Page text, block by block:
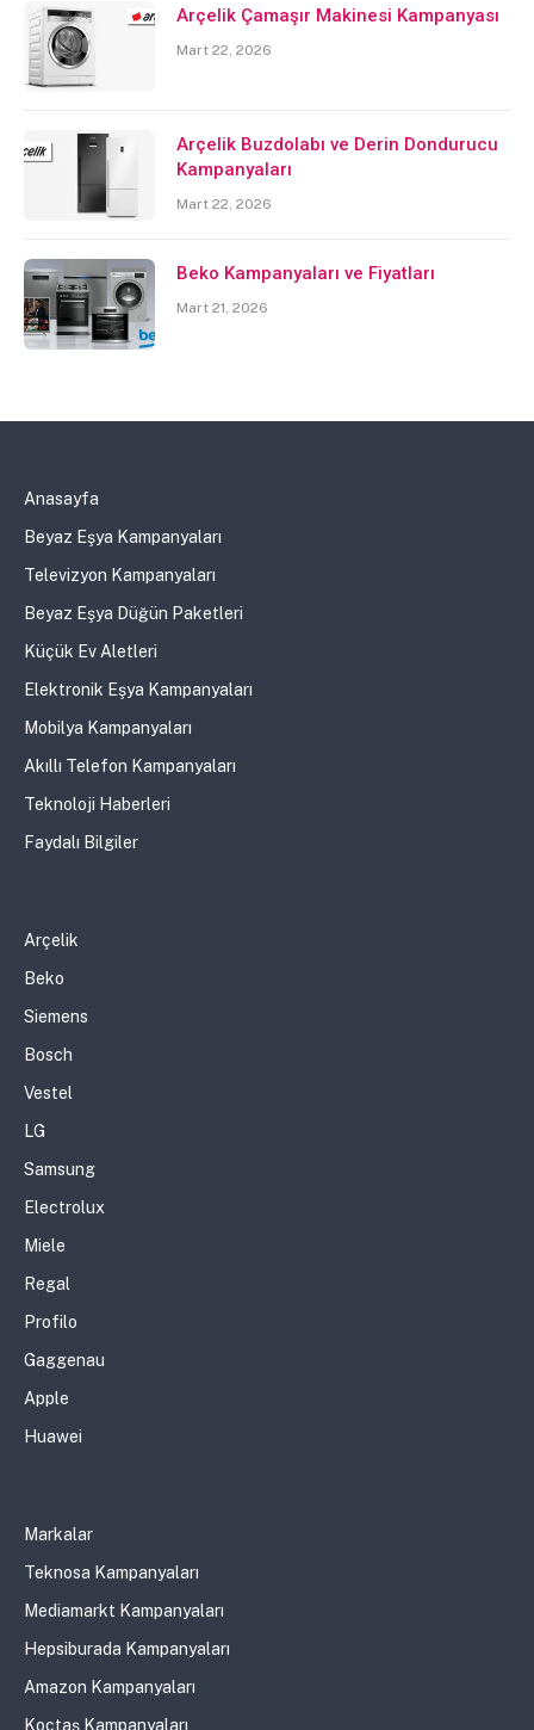
Arçelik Çamaşır Makinesi Kampanyası
Mart 22, 2026
Arçelik Buzdolabı ve Derin Dondurucu
Kampanyaları
Mart 22, 2026
Beko Kampanyaları ve Fiyatları
Mart 21, 2026
Anasayfa
Beyaz Eşya Kampanyaları
Televizyon Kampanyaları
Beyaz Eşya Düğün Paketleri
Küçük Ev Aletleri
Elektronik Eşya Kampanyaları
Mobilya Kampanyaları
Akıllı Telefon Kampanyaları
Teknoloji Haberleri
Faydalı Bilgiler
Arçelik
Beko
Siemens
Bosch
Vestel
LG
Samsung
Electrolux
Miele
Regal
Profilo
Gaggenau
Apple
Huawei
Markalar
Teknosa Kampanyaları
Mediamarkt Kampanyaları
Hepsiburada Kampanyaları
Amazon Kampanyaları
Koçtaş Kampanyaları